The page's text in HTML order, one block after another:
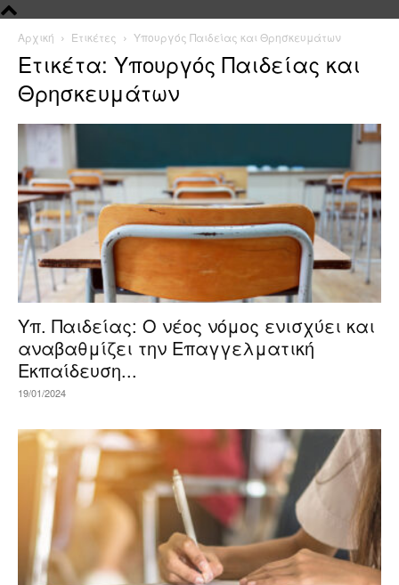
Αρχική Ετικέτες Υπουργός Παιδείας και Θρησκευμάτων
Ετικέτα: Υπουργός Παιδείας και
Θρησκευμάτων
Υπ. Παιδείας: Ο νέος νόμος ενισχύει και
αναβαθμίζει την Επαγγελματική
Εκπαίδευση...
19/01/2024